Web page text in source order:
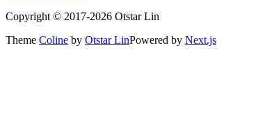
Copyright © 2017-2026 Otstar Lin
Theme Coline by Otstar LinPowered by Next.js